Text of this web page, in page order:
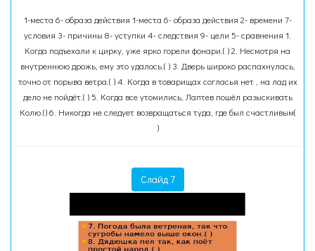
1-места 6- образа действия 1-места 6- образа действия 2- времени 7-
условия 3- причины 8- уступки 4- следствия 9- цели 5- сравнения 1.
Когда подъехали к цирку, уже ярко горели фонари.( ) 2. Несмотря на
внутреннюю дрожь, ему это удалось.( ) 3. Дверь широко распахнулась,
точно от порыва ветра.( ) 4. Когда в товарищах согласья нет , на лад их
дело не пойдёт.( ) 5. Когда все утомились, Лаптев пошёл разыскивать
Колю.() 6. Никогда не следует возвращаться туда, где был счастливым(
)
Слайд 7